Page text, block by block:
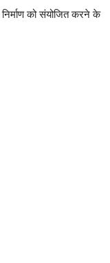
को संयोजित करने के